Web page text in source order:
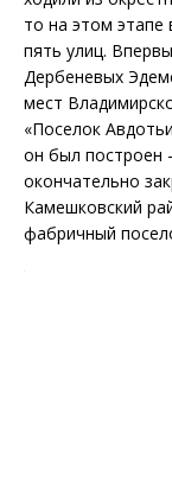
то на этом этапе
пять улиц.
Дербеневых
мест
«Поселок
он был построен
окончательно
Камешковский
фабричный